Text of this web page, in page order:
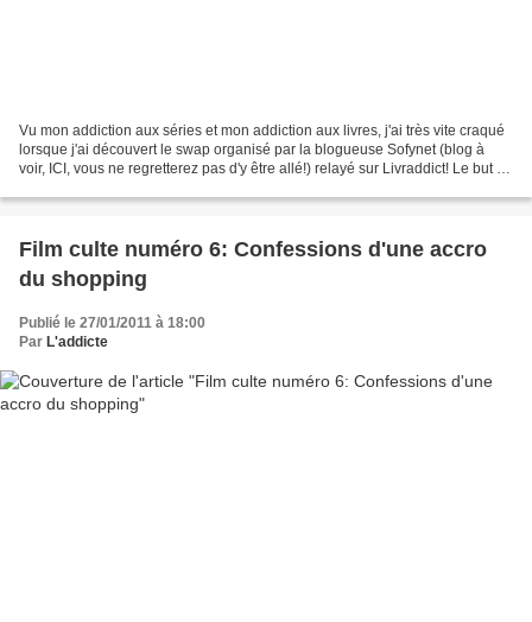
Vu mon addiction aux séries et mon addiction aux livres, j'ai très vite craqué
lorsque j'ai découvert le swap organisé par la blogueuse Sofynet (blog à
voir, ICI, vous ne regretterez pas d'y être allé!) relayé sur Livraddict! Le but du
Film culte numéro 6: Confessions d'une accro
du shopping
Publié le 27/01/2011 à 18:00
Par L'addicte